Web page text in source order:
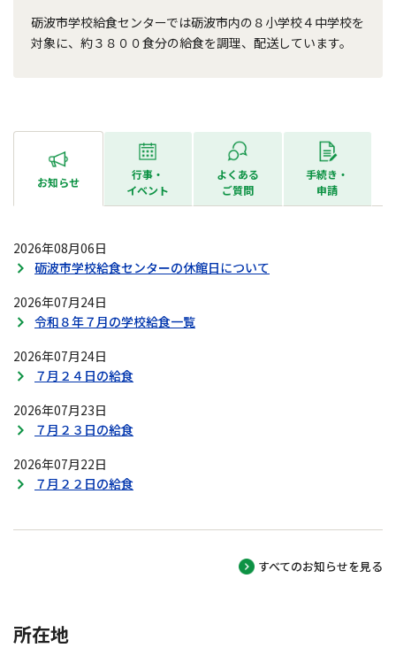
砺波市学校給食センターでは砺波市内の８小学校４中学校を
対象に、約３８００食分の給食を調理、配送しています。
お知らせ
行事・
イベント
よくある
ご質問
手続き・
申請
2026年08月06日
砺波市学校給食センターの休館日について
2026年07月24日
令和８年７月の学校給食一覧
2026年07月24日
７月２４日の給食
2026年07月23日
７月２３日の給食
2026年07月22日
７月２２日の給食
すべてのお知らせを見る
所在地